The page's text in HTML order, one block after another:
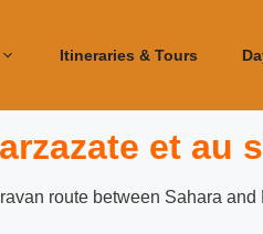
Itineraries & Tours
et au